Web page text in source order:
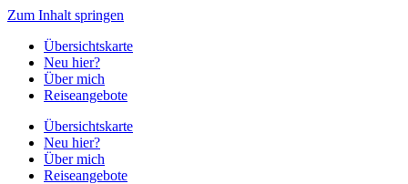
Zum Inhalt springen
Übersichtskarte
Neu hier?
Über mich
Reiseangebote
Übersichtskarte
Neu hier?
Über mich
Reiseangebote